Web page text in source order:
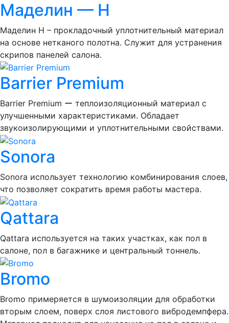
Маделин — Н
Маделин Н – прокладочный уплотнительный материал
на основе нетканого полотна. Служит для устранения
скрипов панелей салона.
Barrier Premium
Barrier Premium ー теплоизоляционный материал с
улучшенными характеристиками. Обладает
звукоизолирующими и уплотнительными свойствами.
Sonora
Sonora использует технологию комбинирования слоев,
что позволяет сократить время работы мастера.
Qattara
Qattara используется на таких участках, как пол в
салоне, пол в багажнике и центральный тоннель.
Bromo
Bromo примеряется в шумоизоляции для обработки
вторым слоем, поверх слоя листового вибродемпфера.